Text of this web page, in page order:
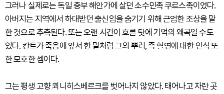
그러나 실제로는 독일 중부 해안가에 살던 소수민족 쿠르스족이었다.
아버지는 지역에서 하대받던 출신임을 숨기기 위해 근엄한 조상을 말
한 것으로 추측된다. 또는 오랜 시간이 흐른 탓에 기억의 왜곡일 수도
있다. 칸트가 죽음에 앞서 한 말처럼 그의 뿌리, 즉 혈연에 대한 인식 또
한 모호한 셈이다.
그는 평생 고향 쾨니히스베르크를 벗어나지 않았다. 태어나고 자란 곳